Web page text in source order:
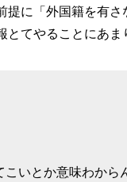
提に「外国籍を有
とてやることにあ
こいとか意味わから